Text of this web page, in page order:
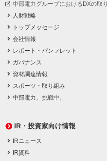
中部電力グループにおけるDXの取
人財戦略
トップメッセージ
会社情報
レポート・パンフレット
ガバナンス
資材調達情報
スポーツ・取り組み
中部電力、挑戦中。
IR・投資家向け情報
IRニュース
IR資料